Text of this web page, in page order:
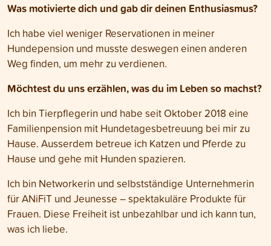
Was motivierte dich und gab dir deinen Enthusiasmus?
Ich habe viel weniger Reservationen in meiner
Hundepension und musste deswegen einen anderen
Weg finden, um mehr zu verdienen.
Möchtest du uns erzählen, was du im Leben so machst?
Ich bin Tierpflegerin und habe seit Oktober 2018 eine
Familienpension mit Hundetagesbetreuung bei mir zu
Hause. Ausserdem betreue ich Katzen und Pferde zu
Hause und gehe mit Hunden spazieren.
Ich bin Networkerin und selbstständige Unternehmerin
für ANiFiT und Jeunesse – spektakuläre Produkte für
Frauen. Diese Freiheit ist unbezahlbar und ich kann tun,
was ich liebe.